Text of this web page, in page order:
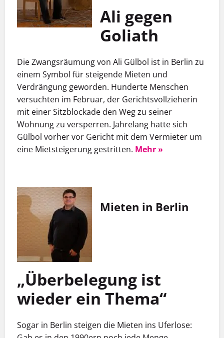
Ali gegen
Goliath
Die Zwangsräumung von Ali Gülbol ist in Berlin zu
einem Symbol für steigende Mieten und
Verdrängung geworden. Hunderte Menschen
versuchten im Februar, der Gerichtsvollzieherin
mit einer Sitzblockade den Weg zu seiner
Wohnung zu versperren. Jahrelang hatte sich
Gülbol vorher vor Gericht mit dem Vermieter um
eine Mietsteigerung gestritten. Mehr »
Mieten in Berlin
„Überbelegung ist
wieder ein Thema“
Sogar in Berlin steigen die Mieten ins Uferlose: